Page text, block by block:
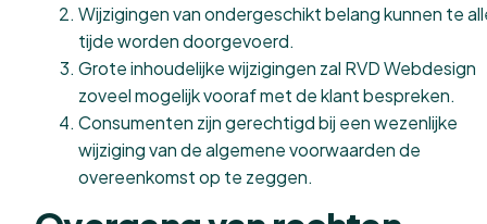
Wijzigingen van ondergeschikt belang kunnen te
tijde worden doorgevoerd.
Grote inhoudelijke wijzigingen zal RVD Webdesign
zoveel mogelijk vooraf met de klant bespreken.
Consumenten zijn gerechtigd bij een wezenlijke
wijziging van de algemene voorwaarden de
overeenkomst op te zeggen.